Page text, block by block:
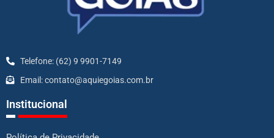
Telefone: (62) 9 9901-7149
Email: contato@aquiegoias.com.br
Institucional